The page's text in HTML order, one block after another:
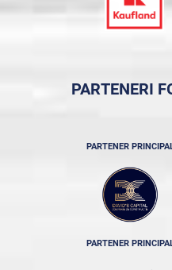
PARTENERI
PARTENER
PARTENER